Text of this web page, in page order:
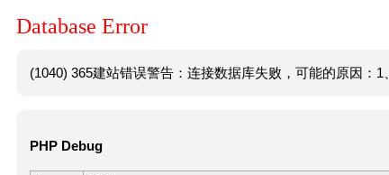
Database Error
(1040) 365建站错误警告：连接数据库失败，可能的原因：1
PHP Debug